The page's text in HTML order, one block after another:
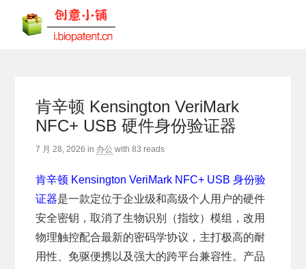
肯辛顿 Kensington VeriMark
NFC+ USB 硬件身份验证器
7 月 28, 2026 in 办公 with83 reads
肯辛顿 Kensington VeriMark NFC+ USB 身份验
证器是一款定位于企业级和高级个人用户的硬件
安全密钥，取消了生物识别（指纹）模组，改用
物理触控配合最新的密码学协议，主打极高的耐
用性、免驱便携以及强大的跨平台兼容性。产品